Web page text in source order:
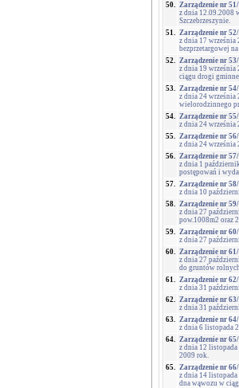
50. Zarządzenie nr
z dnia 12.09.2008
Szczebrzeszynie.
51. Zarządzenie nr
z dnia 17 września
bezprzetargowej
52. Zarządzenie nr
z dnia 19 września
ciągu drogi
53. Zarządzenie nr
z dnia 24
wielorodzinnego
54. Zarządzenie nr
z dnia 24 września
55. Zarządzenie nr
z dnia 24
56. Zarządzenie nr
z dnia 1
postępowań i
57. Zarządzenie nr
z dnia 10
58. Zarządzenie nr
z dnia 27
pow.1008m2 oraz
59. Zarządzenie nr
z dnia 27
60. Zarządzenie nr
z dnia 27
do gruntów
61. Zarządzenie nr
z dnia 31
62. Zarządzenie nr
z dnia 31
63. Zarządzenie nr
z dnia 6 listopada
64. Zarządzenie nr
z dnia 12
2009 rok.
65. Zarządzenie nr
z dnia 14
dna wąwozu w